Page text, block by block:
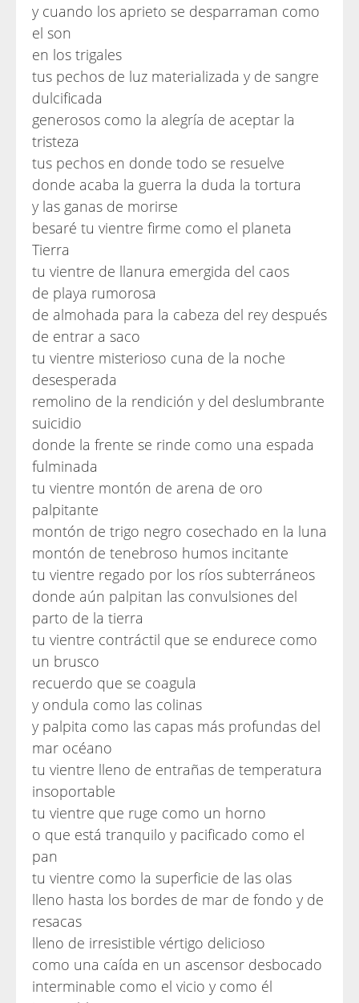
y cuando los aprieto se desparraman como
el son
en los trigales
tus pechos de luz materializada y de sangre
dulcificada
generosos como la alegría de aceptar la
tristeza
tus pechos en donde todo se resuelve
donde acaba la guerra la duda la tortura
y las ganas de morirse
besaré tu vientre firme como el planeta
Tierra
tu vientre de llanura emergida del caos
de playa rumorosa
de almohada para la cabeza del rey después
de entrar a saco
tu vientre misterioso cuna de la noche
desesperada
remolino de la rendición y del deslumbrante
suicidio
donde la frente se rinde como una espada
fulminada
tu vientre montón de arena de oro
palpitante
montón de trigo negro cosechado en la luna
montón de tenebroso humos incitante
tu vientre regado por los ríos subterráneos
donde aún palpitan las convulsiones del
parto de la tierra
tu vientre contráctil que se endurece como
un brusco
recuerdo que se coagula
y ondula como las colinas
y palpita como las capas más profundas del
mar océano
tu vientre lleno de entrañas de temperatura
insoportable
tu vientre que ruge como un horno
o que está tranquilo y pacificado como el
pan
tu vientre como la superficie de las olas
lleno hasta los bordes de mar de fondo y de
resacas
lleno de irresistible vértigo delicioso
como una caída en un ascensor desbocado
interminable como el vicio y como él